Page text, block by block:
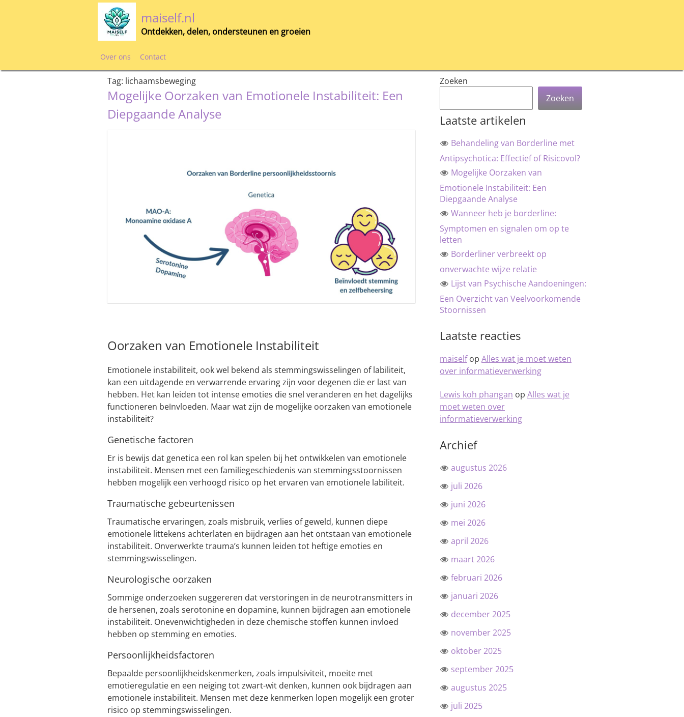
maiself.nl
Ontdekken, delen, ondersteunen en groeien
Over ons Contact
Tag: lichaamsbeweging
Mogelijke Oorzaken van Emotionele Instabiliteit: Een
Diepgaande Analyse
Oorzaken van Emotionele Instabiliteit
Emotionele instabiliteit, ook wel bekend als stemmingswisselingen of labiliteit,
kan een uitdagende en verwarrende ervaring zijn voor degenen die er last van
hebben. Het kan leiden tot intense emoties die snel veranderen en het dagelijks
functioneren beïnvloeden. Maar wat zijn de mogelijke oorzaken van emotionele
instabiliteit?
Genetische factoren
Er is bewijs dat genetica een rol kan spelen bij het ontwikkelen van emotionele
instabiliteit. Mensen met een familiegeschiedenis van stemmingsstoornissen
hebben mogelijk een verhoogd risico op het ervaren van emotionele labiliteit.
Traumatische gebeurtenissen
Traumatische ervaringen, zoals misbruik, verlies of geweld, kunnen diepe
emotionele littekens achterlaten en bijdragen aan het ontstaan van emotionele
instabiliteit. Onverwerkte trauma’s kunnen leiden tot heftige emoties en
stemmingswisselingen.
Neurologische oorzaken
Sommige onderzoeken suggereren dat verstoringen in de neurotransmitters in
de hersenen, zoals serotonine en dopamine, kunnen bijdragen aan emotionele
instabiliteit. Onevenwichtigheden in deze chemische stoffen kunnen invloed
hebben op stemming en emoties.
Persoonlijkheidsfactoren
Bepaalde persoonlijkheidskenmerken, zoals impulsiviteit, moeite met
emotieregulatie en een neiging tot zwart-wit denken, kunnen ook bijdragen aan
emotionele instabiliteit. Mensen met deze kenmerken lopen mogelijk een groter
risico op stemmingswisselingen.
Zoeken
Zoeken
Laatste artikelen
Behandeling van Borderline met
Antipsychotica: Effectief of Risicovol?
Mogelijke Oorzaken van
Emotionele Instabiliteit: Een
Diepgaande Analyse
Wanneer heb je borderline:
Symptomen en signalen om op te
letten
Borderliner verbreekt op
onverwachte wijze relatie
Lijst van Psychische Aandoeningen:
Een Overzicht van Veelvoorkomende
Stoornissen
Laatste reacties
maiselfop Alles wat je moet weten
over informatieverwerking
Lewis koh phangan op Alles wat je
moet weten over
informatieverwerking
Archief
augustus 2026
juli 2026
juni 2026
mei 2026
april 2026
maart 2026
februari 2026
januari 2026
december 2025
november 2025
oktober 2025
september 2025
augustus 2025
juli 2025